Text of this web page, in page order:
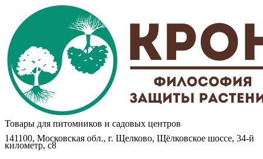
Товары для питомников и садовых центров
141100, Московская обл., г. Щелково, Щёлковское шоссе, 34-й
километр, с8